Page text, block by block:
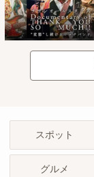
スポット
グルメ